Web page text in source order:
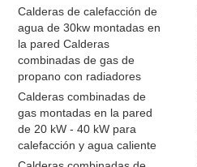
Calderas de calefacción de
agua de 30kw montadas en
la pared Calderas
combinadas de gas de
propano con radiadores
Calderas combinadas de
gas montadas en la pared
de 20 kW - 40 kW para
calefacción y agua caliente